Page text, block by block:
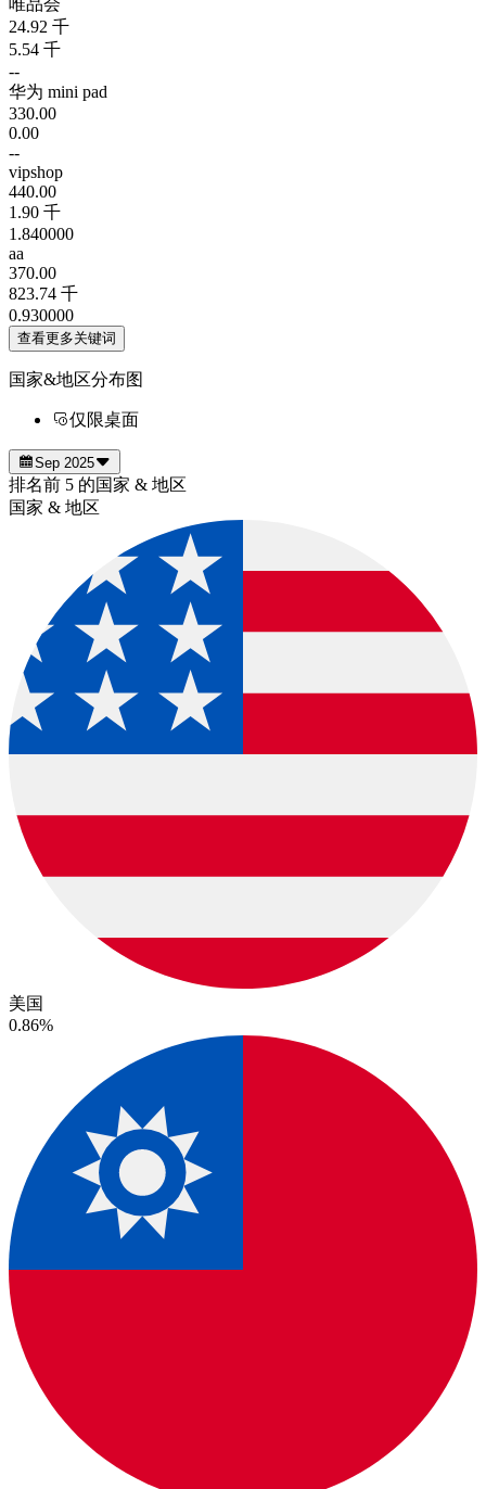
24.92 千
5.54 千
--
华为 mini pad
330.00
0.00
--
vipshop
440.00
1.90 千
1.840000
aa
370.00
823.74 千
0.930000
查看更多关键词
国家&地区分布图
仅限桌面
Sep 2025
排名前 5 的国家 & 地区
国家 & 地区
美国
0.86%